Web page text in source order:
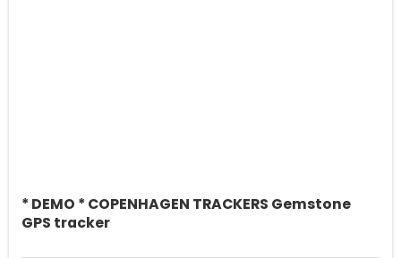
* DEMO * COPENHAGEN TRACKERS Gemstone
GPS tracker